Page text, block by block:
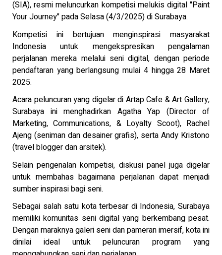
(SIA), resmi meluncurkan kompetisi melukis digital "Paint
Your Journey" pada Selasa (4/3/2025) di Surabaya.
Kompetisi ini bertujuan menginspirasi masyarakat
Indonesia untuk mengekspresikan pengalaman
perjalanan mereka melalui seni digital, dengan periode
pendaftaran yang berlangsung mulai 4 hingga 28 Maret
2025.
Acara peluncuran yang digelar di Artap Cafe & Art Gallery,
Surabaya ini menghadirkan Agatha Yap (Director of
Marketing, Communications, & Loyalty Scoot), Rachel
Ajeng (seniman dan desainer grafis), serta Andy Kristono
(travel blogger dan arsitek).
Selain pengenalan kompetisi, diskusi panel juga digelar
untuk membahas bagaimana perjalanan dapat menjadi
sumber inspirasi bagi seni.
Sebagai salah satu kota terbesar di Indonesia, Surabaya
memiliki komunitas seni digital yang berkembang pesat.
Dengan maraknya galeri seni dan pameran imersif, kota ini
dinilai ideal untuk peluncuran program yang